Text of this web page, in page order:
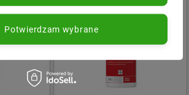
Potwierdzam wybrane